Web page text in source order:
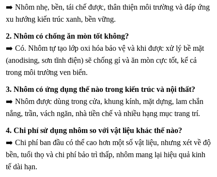
➡️ Nhôm nhẹ, bền, tái chế được, thân thiện môi trường và đáp ứng
xu hướng kiến trúc xanh, bền vững.
2. Nhôm có chống ăn mòn tốt không?
➡️ Có. Nhôm tự tạo lớp oxi hóa bảo vệ và khi được xử lý bề mặt
(anodising, sơn tĩnh điện) sẽ chống gỉ và ăn mòn cực tốt, kể cả
trong môi trường ven biển.
3. Nhôm có ứng dụng thế nào trong kiến trúc và nội thất?
➡️ Nhôm được dùng trong cửa, khung kính, mặt dựng, lam chắn
nắng, trần, vách ngăn, nhà tiền chế và nhiều hạng mục trang trí.
4. Chi phí sử dụng nhôm so với vật liệu khác thế nào?
➡️ Chi phí ban đầu có thể cao hơn một số vật liệu, nhưng xét về độ
bền, tuổi thọ và chi phí bảo trì thấp, nhôm mang lại hiệu quả kinh
tế dài hạn.